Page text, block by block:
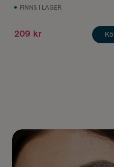
FINNS I LAGER
209 kr